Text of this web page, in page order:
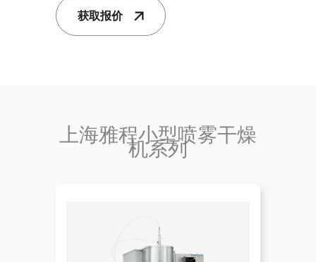
获取报价
上海雅程小型喷雾干燥
机系列